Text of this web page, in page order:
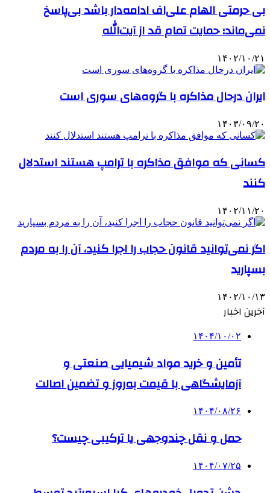
بی حرمتی الهام علی‌اف ادامه‌دار باشد بی‌پاسخ
نمی‌ماند؛ حمایت تمام قد از آیت‎‌الله
۱۴۰۲/۱۰/۲۱
ایران درحال مذاکره با گروه‌های سوری است
۱۴۰۳/۰۹/۲۰
کسانی که موافق مذاکره با ترامپ هستند استدلال
کنند
۱۴۰۲/۱۱/۲۰
اگر نمی‌توانید قانون حجاب را اجرا کنید، آن را به مردم
بسپارید
۱۴۰۲/۱۰/۱۳
آخرین اخبار
۱۴۰۴/۱۰/۰۲
تأمین و خرید مواد شیمیایی صنعتی و
آزمایشگاهی با قیمت به‌روز و تضمین اصالت
۱۴۰۴/۰۸/۲۶
حمل و نقل چندوجهی یا ترکیبی چیست؟
۱۴۰۴/۰۷/۲۵